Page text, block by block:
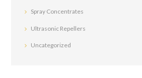
Spray Concentrates
Ultrasonic Repellers
Uncategorized